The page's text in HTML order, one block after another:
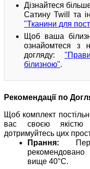
Дізнайтеся
Сатину Twill та
"Тканини для
Щоб ваша
ознайомтеся з
догляду:
білизною".
Рекомендації по
Щоб комплект
вас своєю
дотримуйтесь цих
Прання:
вище 40°C.